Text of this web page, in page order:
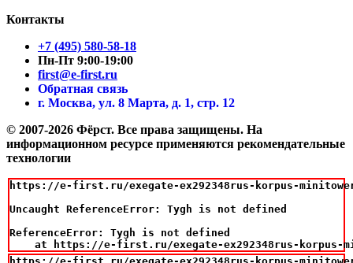
Контакты
+7 (495) 580-58-18
Пн-Пт 9:00-19:00
first@e-first.ru
Обратная связь
г. Москва, ул. 8 Марта, д. 1, стр. 12
© 2007-2026 Фёрст. Все права защищены. На
информационном ресурсе применяются рекомендательные
технологии
https://e-first.ru/exegate-ex292348rus-korpus-minitower-
Uncaught ReferenceError: Tygh is not defined
ReferenceError: Tygh is not defined
at https://e-first.ru/exegate-ex292348rus-